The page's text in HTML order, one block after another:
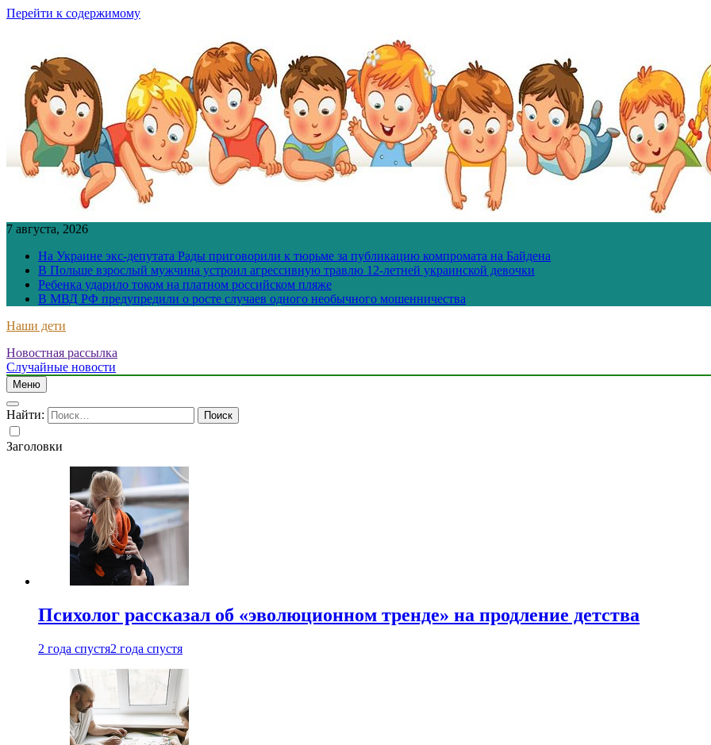
Перейти к содержимому
7 августа, 2026
На Украине экс-депутата Рады приговорили к тюрьме за публикацию компромата на Байдена
В Польше взрослый мужчина устроил агрессивную травлю 12-летней украинской девочки
Ребенка ударило током на платном российском пляже
В МВД РФ предупредили о росте случаев одного необычного мошенничества
Наши дети
Новостная рассылка
Случайные новости
Меню
Найти:
Заголовки
Психолог рассказал об «эволюционном тренде» на продление детства
2 года спустя2 года спустя